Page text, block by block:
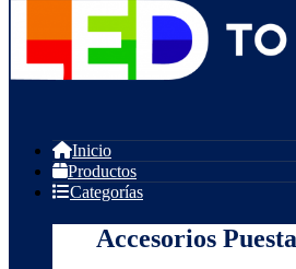
Inicio
Productos
Categorías
Accesorios